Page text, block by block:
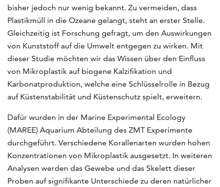
bisher jedoch nur wenig bekannt. Zu vermeiden, dass
Plastikmüll in die Ozeane gelangt, steht an erster Stelle.
Gleichzeitig ist Forschung gefragt, um den Auswirkungen
von Kunststoff auf die Umwelt entgegen zu wirken. Mit
dieser Studie möchten wir das Wissen über den Einfluss
von Mikroplastik auf biogene Kalzifikation und
Karbonatproduktion, welche eine Schlüsselrolle in Bezug
auf Küstenstabilität und Küstenschutz spielt, erweitern.
Dafür wurden in der Marine Experimental Ecology
(MAREE) Aquarium Abteilung des ZMT Experimente
durchgeführt. Verschiedene Korallenarten wurden hohen
Konzentrationen von Mikroplastik ausgesetzt. In weiteren
Analysen werden das Gewebe und das Skelett dieser
Proben auf signifikante Unterschiede zu deren natürlicher